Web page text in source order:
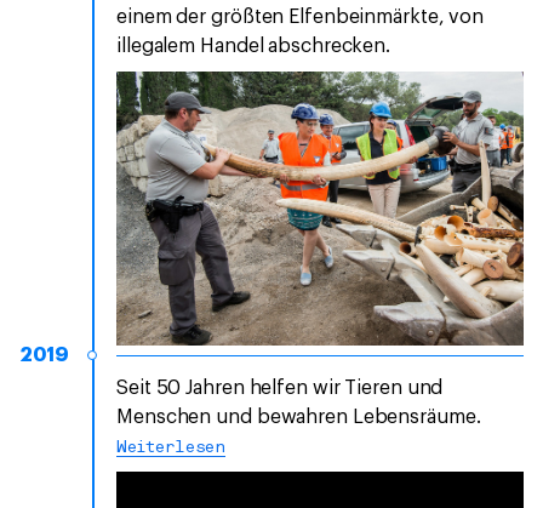
einem der größten Elfenbeinmärkte, von
illegalem Handel abschrecken.
2019
Seit 50 Jahren helfen wir Tieren und
Menschen und bewahren Lebensräume.
Weiterlesen